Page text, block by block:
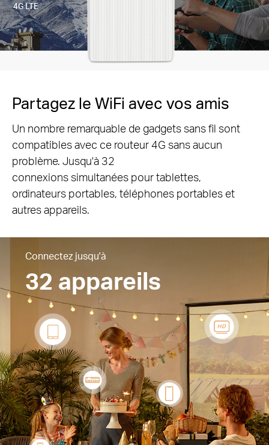
4G LTE
Partagez le WiFi avec vos amis
Un nombre remarquable de gadgets sans fil sont
compatibles avec ce routeur 4G sans aucun
problème. Jusqu'à 32
connexions simultanées pour tablettes,
ordinateurs portables, téléphones portables et
autres appareils.
Connectez jusqu'à
32 appareils